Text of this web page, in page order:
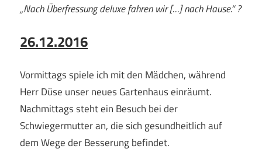
„Nach Überfressung deluxe fahren wir […] nach Hause.“ ?
26.12.2016
Vormittags spiele ich mit den Mädchen, während
Herr Düse unser neues Gartenhaus einräumt.
Nachmittags steht ein Besuch bei der
Schwiegermutter an, die sich gesundheitlich auf
dem Wege der Besserung befindet.